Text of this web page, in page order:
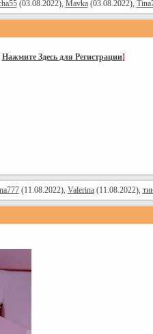
(03.08.2022), Mavka(03.08.2022),
Нажмите Здесь для Регистрации]
(11.08.2022), Valerina(11.08.2022),